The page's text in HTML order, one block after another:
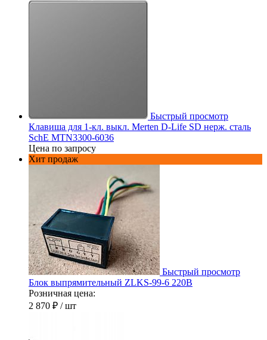
Быстрый просмотр
Клавиша для 1-кл. выкл. Merten D-Life SD нерж. сталь
SchE MTN3300-6036
Цена по запросу
Хит продаж
Быстрый просмотр
Блок выпрямительный ZLKS-99-6 220В
Розничная цена:
2 870 ₽ / шт